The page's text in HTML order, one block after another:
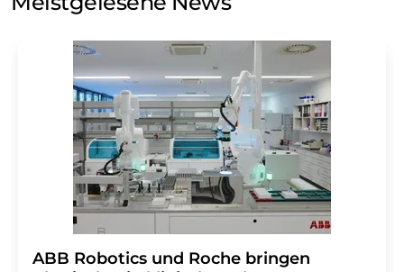
Einwilligung können Sie jederzeit ohne Angabe von
Str. 2, 12489 Berlin oder per E-Mail unter
widerruf@lumitos.commit Wirkung für die Zukunft
widerrufen. Zudem ist in jeder E-Mail ein Link zur
Abbestellung des entsprechenden Newsletters
enthalten.
​​​​​​​ABB Robotics und Roche bringen